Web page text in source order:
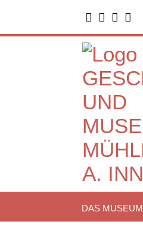
   
DAS MUSEUM